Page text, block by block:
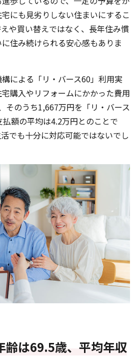
にも見劣りしない住まいにするこ
や買い替えではなく、長年住み慣
住み続けられる安心感もありま
による「リ・バース60」利用実
購入やリフォームにかかった費用
そのうち1,667万円を「リ・バース
額の平均は4.2万円とのことで
でも十分に対応可能ではないでし
齢は69.5歳、平均年収